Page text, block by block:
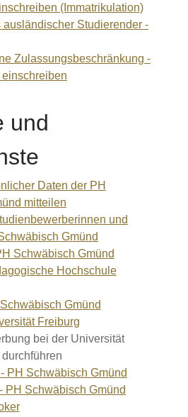
(Immatrikulation)
ausländischer Studierender -
Zulassungsbeschränkung -
und
Daten der PH
mitteilen
und
Gmünd
Schwäbisch Gmünd
Hochschule
Gmünd
Freiburg
bei der Universität
PH Schwäbisch Gmünd
PH Schwäbisch Gmünd